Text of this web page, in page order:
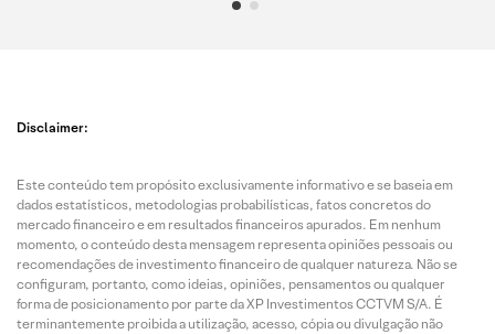
Disclaimer:
Este conteúdo tem propósito exclusivamente informativo e se baseia em
dados estatísticos, metodologias probabilísticas, fatos concretos do
mercado financeiro e em resultados financeiros apurados. Em nenhum
momento, o conteúdo desta mensagem representa opiniões pessoais ou
recomendações de investimento financeiro de qualquer natureza. Não se
configuram, portanto, como ideias, opiniões, pensamentos ou qualquer
forma de posicionamento por parte da XP Investimentos CCTVM S/A. É
terminantemente proibida a utilização, acesso, cópia ou divulgação não